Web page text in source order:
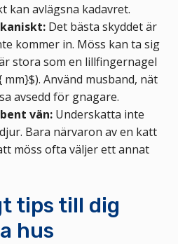
kan avlägsna kadavret.
Det bästa skyddet är
kommer in. Möss kan ta sig
stora som en lillfingernagel
Använd musband, nät
avsedd för gnagare.
vän: Underskatta inte
Bara närvaron av en katt
möss ofta väljer ett annat
tips till dig
hus